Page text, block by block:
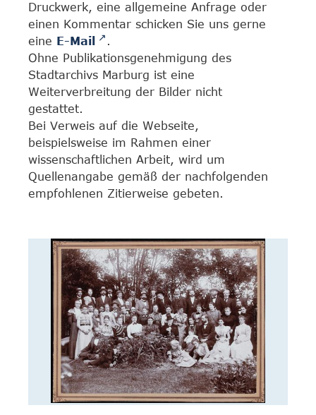
Druckwerk, eine allgemeine Anfrage oder
einen Kommentar schicken Sie uns gerne
eine E-Mail
.
Ohne Publikationsgenehmigung des
Stadtarchivs Marburg ist eine
Weiterverbreitung der Bilder nicht
gestattet.
Bei Verweis auf die Webseite,
beispielsweise im Rahmen einer
wissenschaftlichen Arbeit, wird um
Quellenangabe gemäß der nachfolgenden
empfohlenen Zitierweise gebeten.